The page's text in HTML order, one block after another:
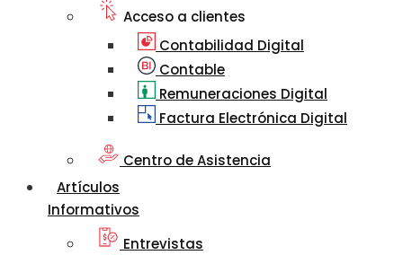
Acceso a clientes
Contabilidad Digital
Contable
Remuneraciones Digital
Factura Electrónica Digital
Centro de Asistencia
Artículos
Informativos
Entrevistas